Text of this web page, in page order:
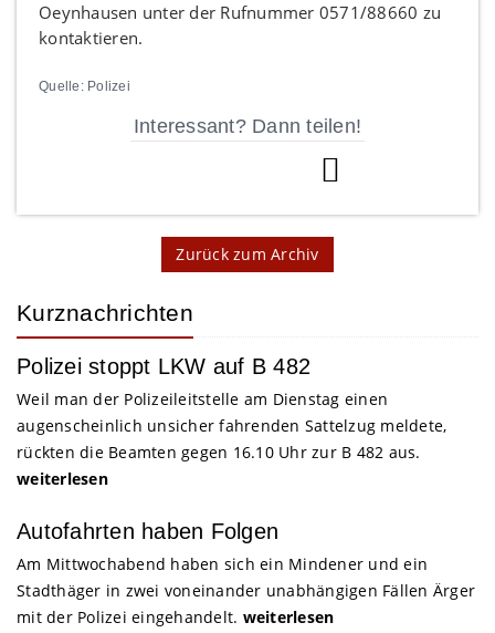
Oeynhausen unter der Rufnummer 0571/88660 zu
kontaktieren.
Quelle: Polizei
Interessant? Dann teilen!
Zurück zum Archiv
Kurznachrichten
Polizei stoppt LKW auf B 482
Weil man der Polizeileitstelle am Dienstag einen
augenscheinlich unsicher fahrenden Sattelzug meldete,
rückten die Beamten gegen 16.10 Uhr zur B 482 aus.
weiterlesen
Autofahrten haben Folgen
Am Mittwochabend haben sich ein Mindener und ein
Stadthäger in zwei voneinander unabhängigen Fällen Ärger
mit der Polizei eingehandelt. weiterlesen